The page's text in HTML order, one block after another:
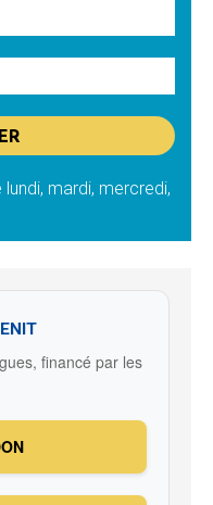
mardi, mercredi,
financé par les